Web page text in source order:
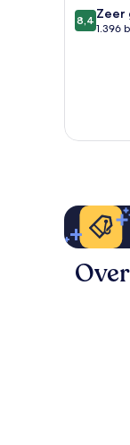
8.4
van
8,4 Zeer
1.396